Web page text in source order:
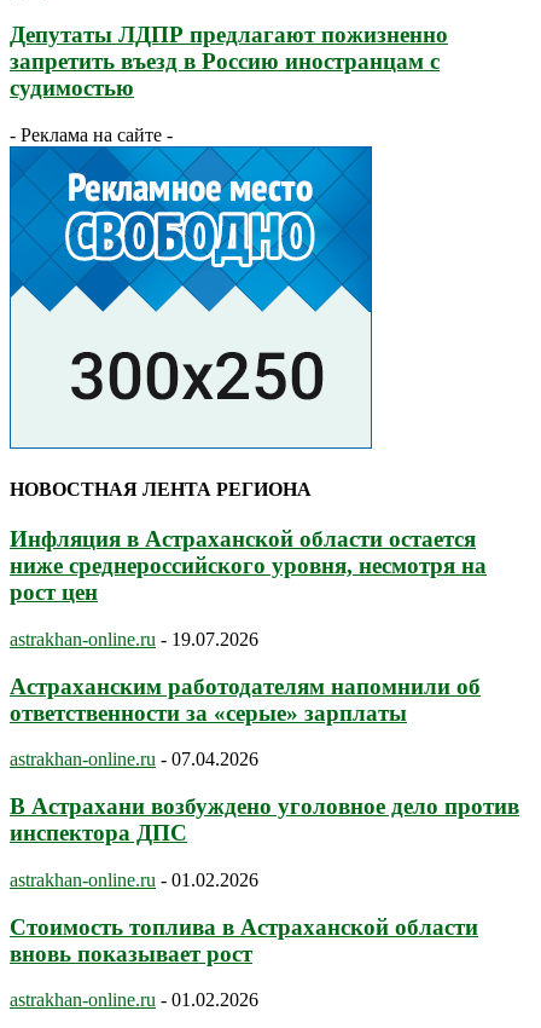
Депутаты ЛДПР предлагают пожизненно
запретить въезд в Россию иностранцам с
судимостью
- Реклама на сайте -
НОВОСТНАЯ ЛЕНТА РЕГИОНА
Инфляция в Астраханской области остается
ниже среднероссийского уровня, несмотря на
рост цен
astrakhan-online.ru - 19.07.2026
Астраханским работодателям напомнили об
ответственности за «серые» зарплаты
astrakhan-online.ru - 07.04.2026
В Астрахани возбуждено уголовное дело против
инспектора ДПС
astrakhan-online.ru - 01.02.2026
Стоимость топлива в Астраханской области
вновь показывает рост
astrakhan-online.ru - 01.02.2026